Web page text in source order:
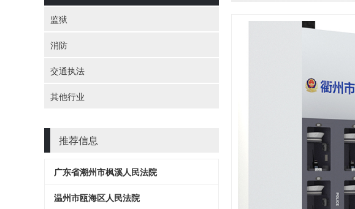
监狱
消防
交通执法
其他行业
推荐信息
广东省潮州市枫溪人民法院
温州市瓯海区人民法院